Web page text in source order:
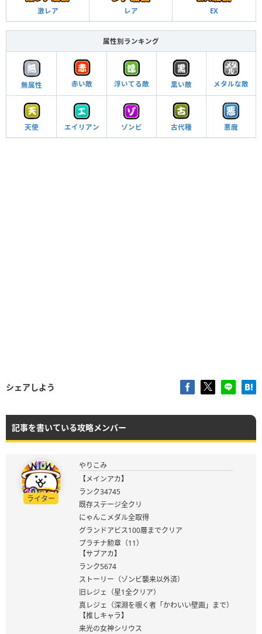
激レア レア EX
属性別ランキング
無属性 赤い敵 浮いてる敵 黒い敵 メタルな敵
天使 エイリアン ゾンビ 古代種 悪魔
シェアしよう
記事を書いている攻略メンバー
ライター
やりこみ
【メインアカ】
ランク34745
既存ステージ全クリ
にゃんこメダル全取得
グランドアビス100層までクリア
プラチナ勲章（11）
【サブアカ】
ランク5674
ストーリー（ゾンビ襲来以外済）
旧レジェ（星1全クリア）
真レジェ（深淵を覗く者「かわいい壁画」まで）
【推しキャラ】
来光の女神シリウス